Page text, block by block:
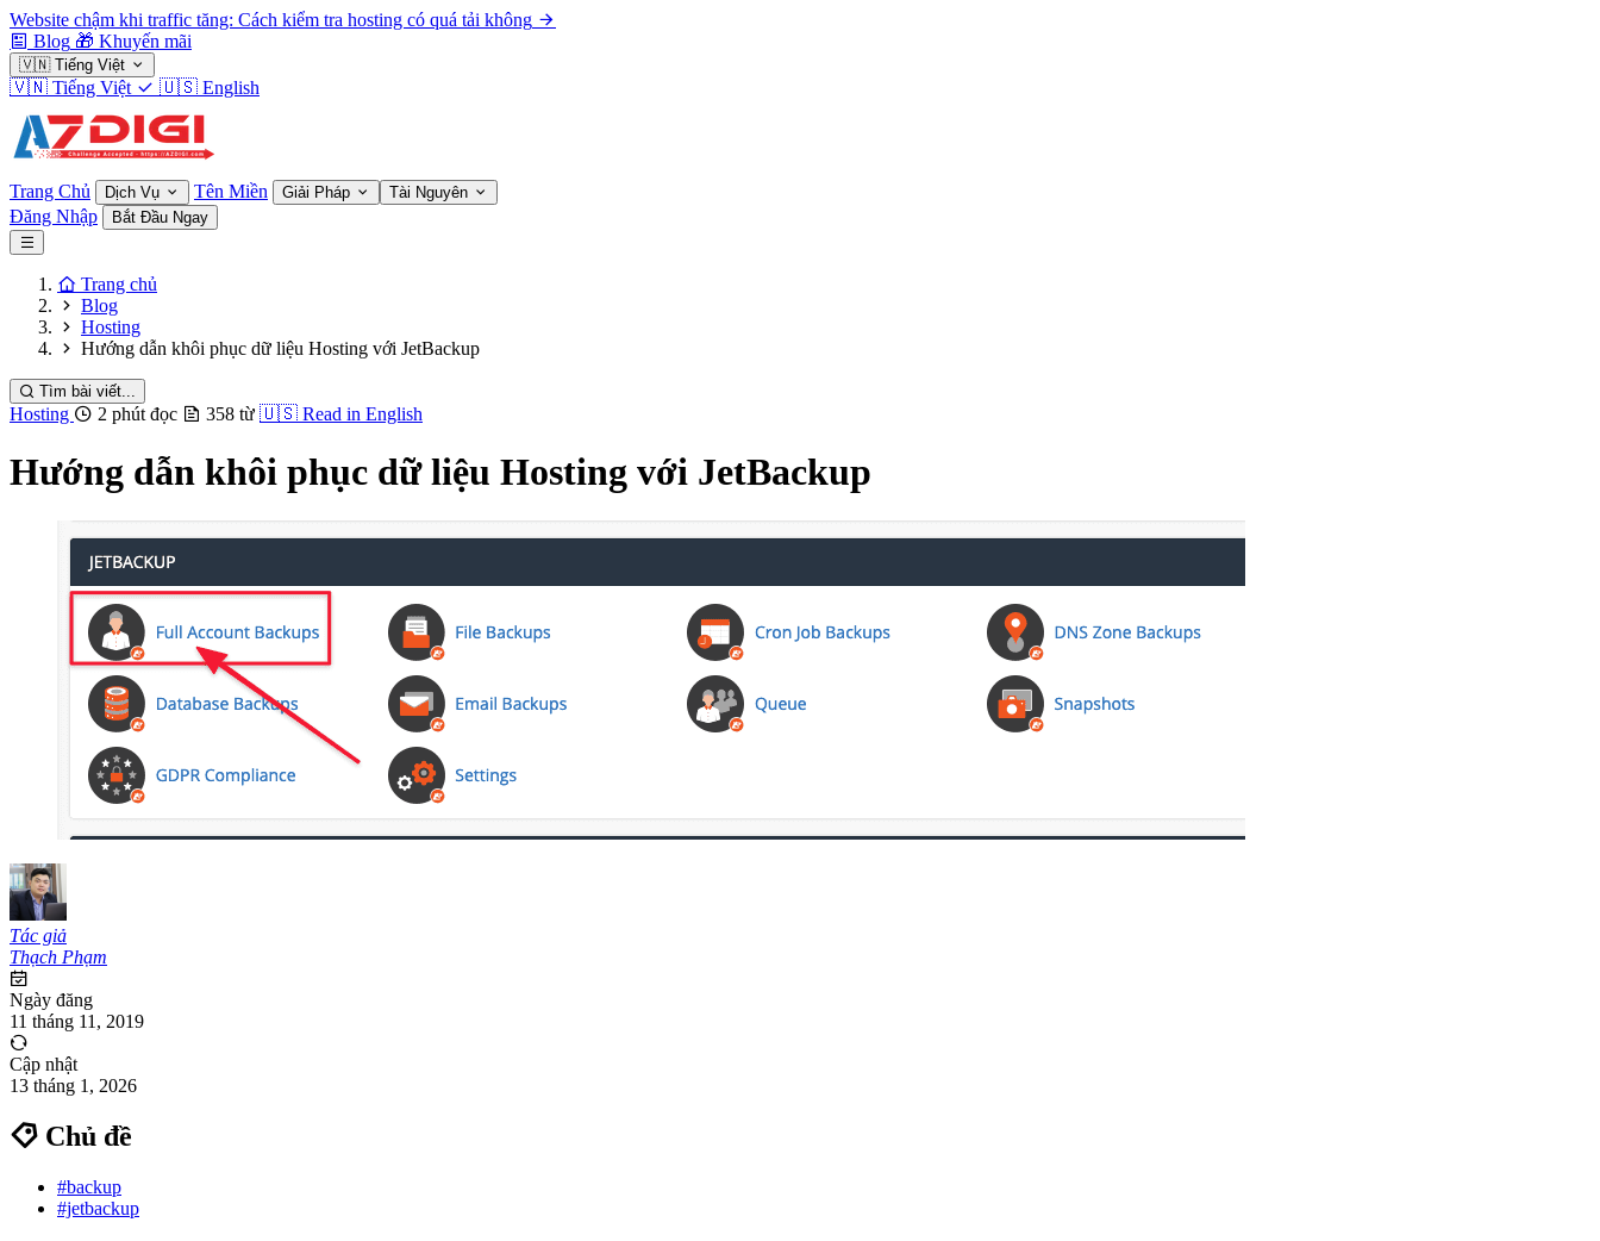
Website chậm khi traffic tăng: Cách kiểm tra hosting có quá tải không
Blog 🎁 Khuyến mãi
🇻🇳 Tiếng Việt
🇻🇳 Tiếng Việt 🇺🇸 English
Trang Chủ Dịch Vụ Tên Miền Giải Pháp Tài Nguyên
Đăng Nhập Bắt Đầu Ngay
Trang chủ
Blog
Hosting
Hướng dẫn khôi phục dữ liệu Hosting với JetBackup
Tìm bài viết...
Hosting 2 phút đọc 358 từ 🇺🇸 Read in English
Hướng dẫn khôi phục dữ liệu Hosting với JetBackup
Tác giả
Thạch Phạm
Ngày đăng
11 tháng 11, 2019
Cập nhật
13 tháng 1, 2026
Chủ đề
#backup
#jetbackup